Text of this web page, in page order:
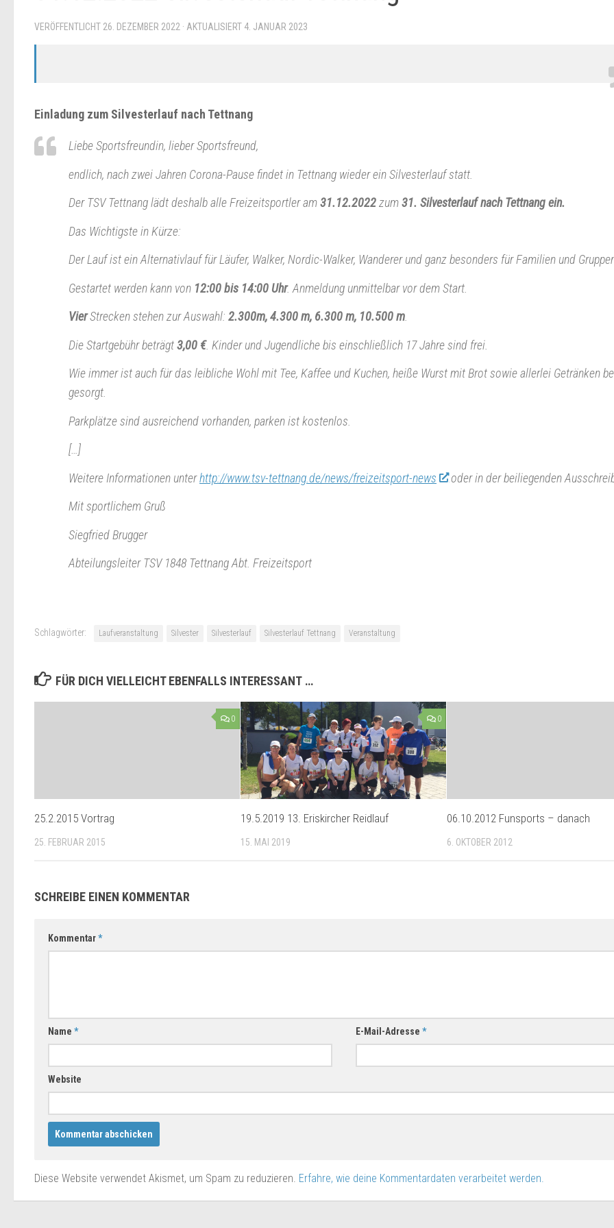
VERÖFFENTLICHT 26. DEZEMBER 2022 · AKTUALISIERT 4. JANUAR 2023
Einladung zum Silvesterlauf nach Tettnang
Liebe Sportsfreundin, lieber Sportsfreund,
endlich, nach zwei Jahren Corona-Pause findet in Tettnang wieder ein Silvesterlauf statt.
Der TSV Tettnang lädt deshalb alle Freizeitsportler am31.12.2022zum31. Silvesterlauf nach Tettnang ein.
Das Wichtigste in Kürze:
Der Lauf ist ein Alternativlauf für Läufer, Walker, Nordic-Walker, Wanderer und ganz besonders für Familien und
Gestartet werden kann von 12:00 bis 14:00 Uhr. Anmeldung unmittelbar vor dem Start.
VierStrecken stehen zur Auswahl: 2.300m, 4.300 m, 6.300 m, 10.500 m.
Die Startgebühr beträgt3,00 €. Kinder und Jugendliche bis einschließlich 17 Jahre sind frei.
Wie immer ist auch für das leibliche Wohl mit Tee, Kaffee und Kuchen, heiße Wurst mit Brot sowie allerlei Getränken
gesorgt.
Parkplätze sind ausreichend vorhanden, parken ist kostenlos.
[…]
Weitere Informationen unterhttp://www.tsv-tettnang.de/news/freizeitsport-news
oder in der beiliegenden
Mit sportlichem Gruß
Siegfried Brugger
Abteilungsleiter TSV 1848 Tettnang Abt. Freizeitsport
Schlagwörter: Laufveranstaltung Silvester Silvesterlauf Silvesterlauf Tettnang Veranstaltung
FÜR DICH VIELLEICHT EBENFALLS INTERESSANT …
0
25.2.2015 Vortrag
25. FEBRUAR 2015
0
19.5.2019 13. Eriskircher Reidlauf
15. MAI 2019
06.10.2012 Funsports – danach
6. OKTOBER 2012
SCHREIBE EINEN KOMMENTAR
Kommentar*
Name * E-Mail-Adresse*
Website
Diese Website verwendet Akismet, um Spam zu reduzieren. Erfahre, wie deine Kommentardaten verarbeitet werden.